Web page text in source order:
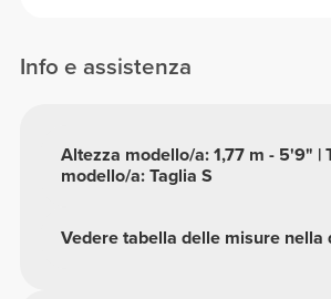
Info e assistenza
Vedere tabella delle misure nella
Altezza modello/a: 1,77 m - 5'9" |
modello/a: Taglia S